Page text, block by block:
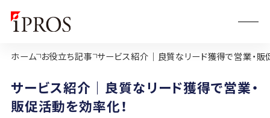
ホーム お役立ち記事 サービス紹介｜良質なリード獲得で営業・販
サービス紹介｜良質なリード獲得で営業・
販促活動を効率化！